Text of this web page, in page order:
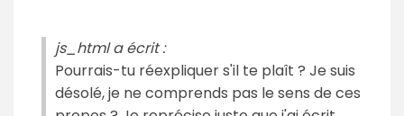
js_html a écrit :
Pourrais-tu réexpliquer s'il te plaît ? Je suis
désolé, je ne comprends pas le sens de ces